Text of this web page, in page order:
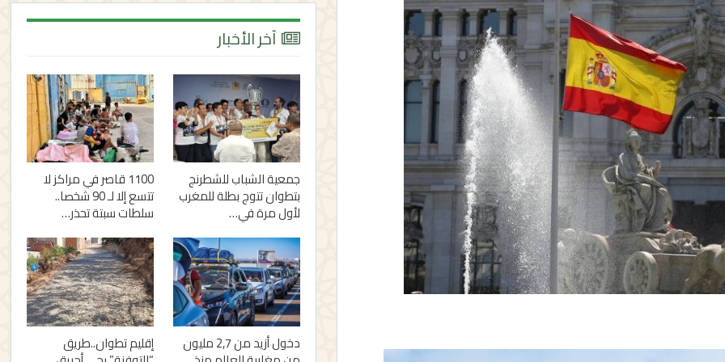
آخر الأخبار
جمعية الشباب للشطرنج
بتطوان تتوج بطلة للمغرب
لأول مرة في…
1100 قاصر في مراكز لا
تتسع إلا لـ 90 شخصا..
سلطات سبتة تحذر…
دخول أزيد من 2,7 مليون إقليم تطوان..طريق